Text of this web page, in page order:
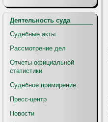
Деятельность суда
Судебные акты
Рассмотрение дел
Отчеты официальной
статистики
Судебное примирение
Пресс-центр
Новости